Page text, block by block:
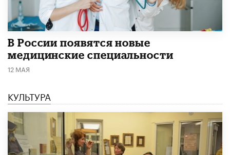
В России появятся новые
медицинские специальности
12 МАЯ
КУЛЬТУРА